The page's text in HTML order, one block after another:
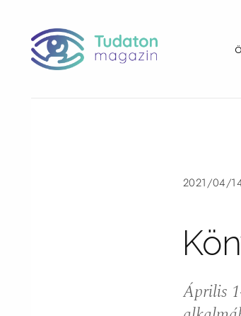
2021/04/
Április